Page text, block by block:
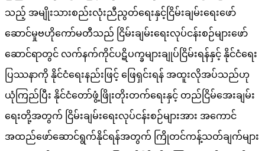
သည့် အမျိုးသားစည်းလုံးညီညွတ်ရေးနှင့်ငြိမ်းချမ်းရေးဖော်
ဆောင်မှုဗဟိုကော်မတီသည် ငြိမ်းချမ်းရေးလုပ်ငန်းစဉ်များဖော်
ဆောင်ရာတွင် လက်နက်ကိုင်ပဋိပက္ခများချုပ်ငြိမ်းရန်နှင့် နိုင်ငံရေး
ပြဿနာကို နိုင်ငံရေးနည်းဖြင့် ဖြေရှင်းရန် အထူးလိုအပ်သည်ဟု
ယုံကြည်ပြီး နိုင်ငံတော်ဖွံ့ဖြိုးတိုးတက်ရေးနှင့် တည်ငြိမ်အေးချမ်း
ရေးတို့အတွက် ငြိမ်းချမ်းရေးလုပ်ငန်းစဉ်များအား အကောင်
အထည်ဖော်ဆောင်ရွက်နိုင်ရန်အတွက် ကြိုတင်ကန့်သတ်ချက်များ